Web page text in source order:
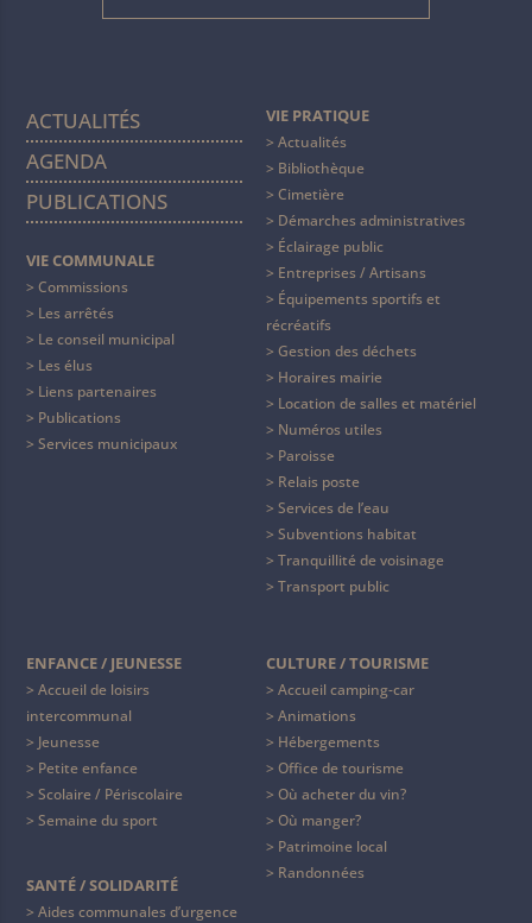
ACTUALITÉS
AGENDA
PUBLICATIONS
VIE COMMUNALE
Commissions
Les arrêtés
Le conseil municipal
Les élus
Liens partenaires
Publications
Services municipaux
VIE PRATIQUE
Actualités
Bibliothèque
Cimetière
Démarches administratives
Éclairage public
Entreprises / Artisans
Équipements sportifs et
récréatifs
Gestion des déchets
Horaires mairie
Location de salles et matériel
Numéros utiles
Paroisse
Relais poste
Services de l’eau
Subventions habitat
Tranquillité de voisinage
Transport public
ENFANCE / JEUNESSE
Accueil de loisirs
intercommunal
Jeunesse
Petite enfance
Scolaire / Périscolaire
Semaine du sport
SANTÉ / SOLIDARITÉ
Aides communales d’urgence
CULTURE / TOURISME
Accueil camping-car
Animations
Hébergements
Office de tourisme
Où acheter du vin?
Où manger?
Patrimoine local
Randonnées